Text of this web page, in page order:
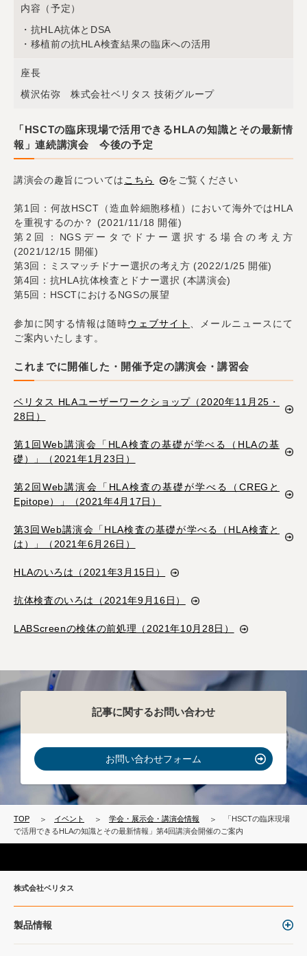
内容（予定）
・抗HLA抗体とDSA
・移植前の抗HLA検査結果の臨床への活用
座長
横沢佑弥 株式会社ベリタス 技術グループ
「HSCTの臨床現場で活用できるHLAの知識とその最新情
報」連続講演会 今後の予定
講演会の趣旨については こちら をご覧ください
第1回：何故HSCT（造血幹細胞移植）において海外ではHLA
を重視するのか？ (2021/11/18 開催)
第2回：NGSデータでドナー選択する場合の考え方
(2021/12/15 開催)
第3回：ミスマッチドナー選択の考え方 (2022/1/25 開催)
第4回：抗HLA抗体検査とドナー選択 (本講演会)
第5回：HSCTにおけるNGSの展望
参加に関する情報は随時ウェブサイト
、メールニュースにて
ご案内いたします。
これまでに開催した・開催予定の講演会・講習会
ベリタス HLAユーザーワークショップ（2020年11月25・
28日）
第1回Web講演会「HLA検査の基礎が学べる（HLAの基
礎）」（2021年1月23日）
第2回Web講演会「HLA検査の基礎が学べる（CREGと
Epitope）」（2021年4月17日）
第3回Web講演会「HLA検査の基礎が学べる（HLA検査と
は）」（2021年6月26日）
HLAのいろは（2021年3月15日）
抗体検査のいろは（2021年9月16日）
LABScreenの検体の前処理（2021年10月28日）
記事に関するお問い合わせ
お問い合わせフォーム
TOP イベント 学会・展示会・講演会情報
「HSCTの臨床現場
で活用できるHLAの知識とその最新情報」第4回講演会開催のご案内
株式会社ベリタス
製品情報